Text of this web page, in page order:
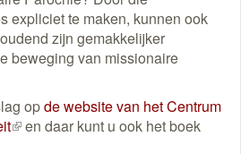
expliciet te maken, kunnen ook
zijn gemakkelijker
beweging van missionaire
opde website van het Centrum
(externe
en daar kunt u ook het boek